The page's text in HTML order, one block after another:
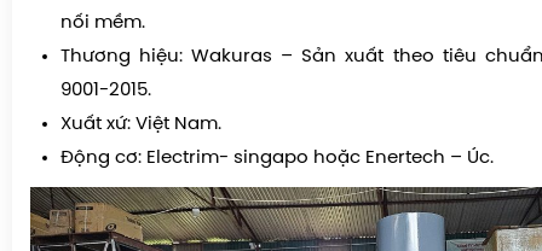
nối mềm.
Thương hiệu: Wakuras – Sản xuất theo tiêu
9001-2015.
Xuất xứ: Việt Nam.
Động cơ: Electrim- singapo hoặc Enertech – Úc.